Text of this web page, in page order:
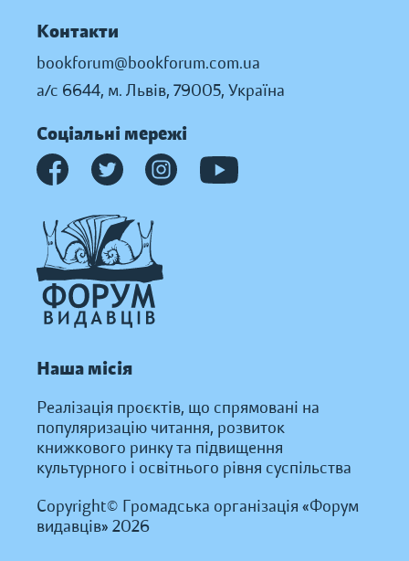
Контакти
bookforum@bookforum.com.ua
а/с 6644, м. Львів, 79005, Україна
Соціальні мережі
Наша місія
Реалізація проєктів, що спрямовані на
популяризацію читання, розвиток
книжкового ринку та підвищення
культурного і освітнього рівня суспільства
Copyright© Громадська організація «Форум
видавців» 2026